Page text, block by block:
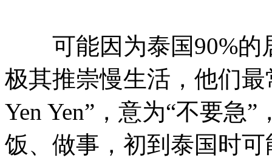
可能因为泰国90%的
极其推崇慢生活，他们
Yen Yen”，意为“不要急
饭、做事，初到泰国时